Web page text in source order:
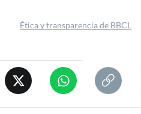
Ética y transparencia de BBCL